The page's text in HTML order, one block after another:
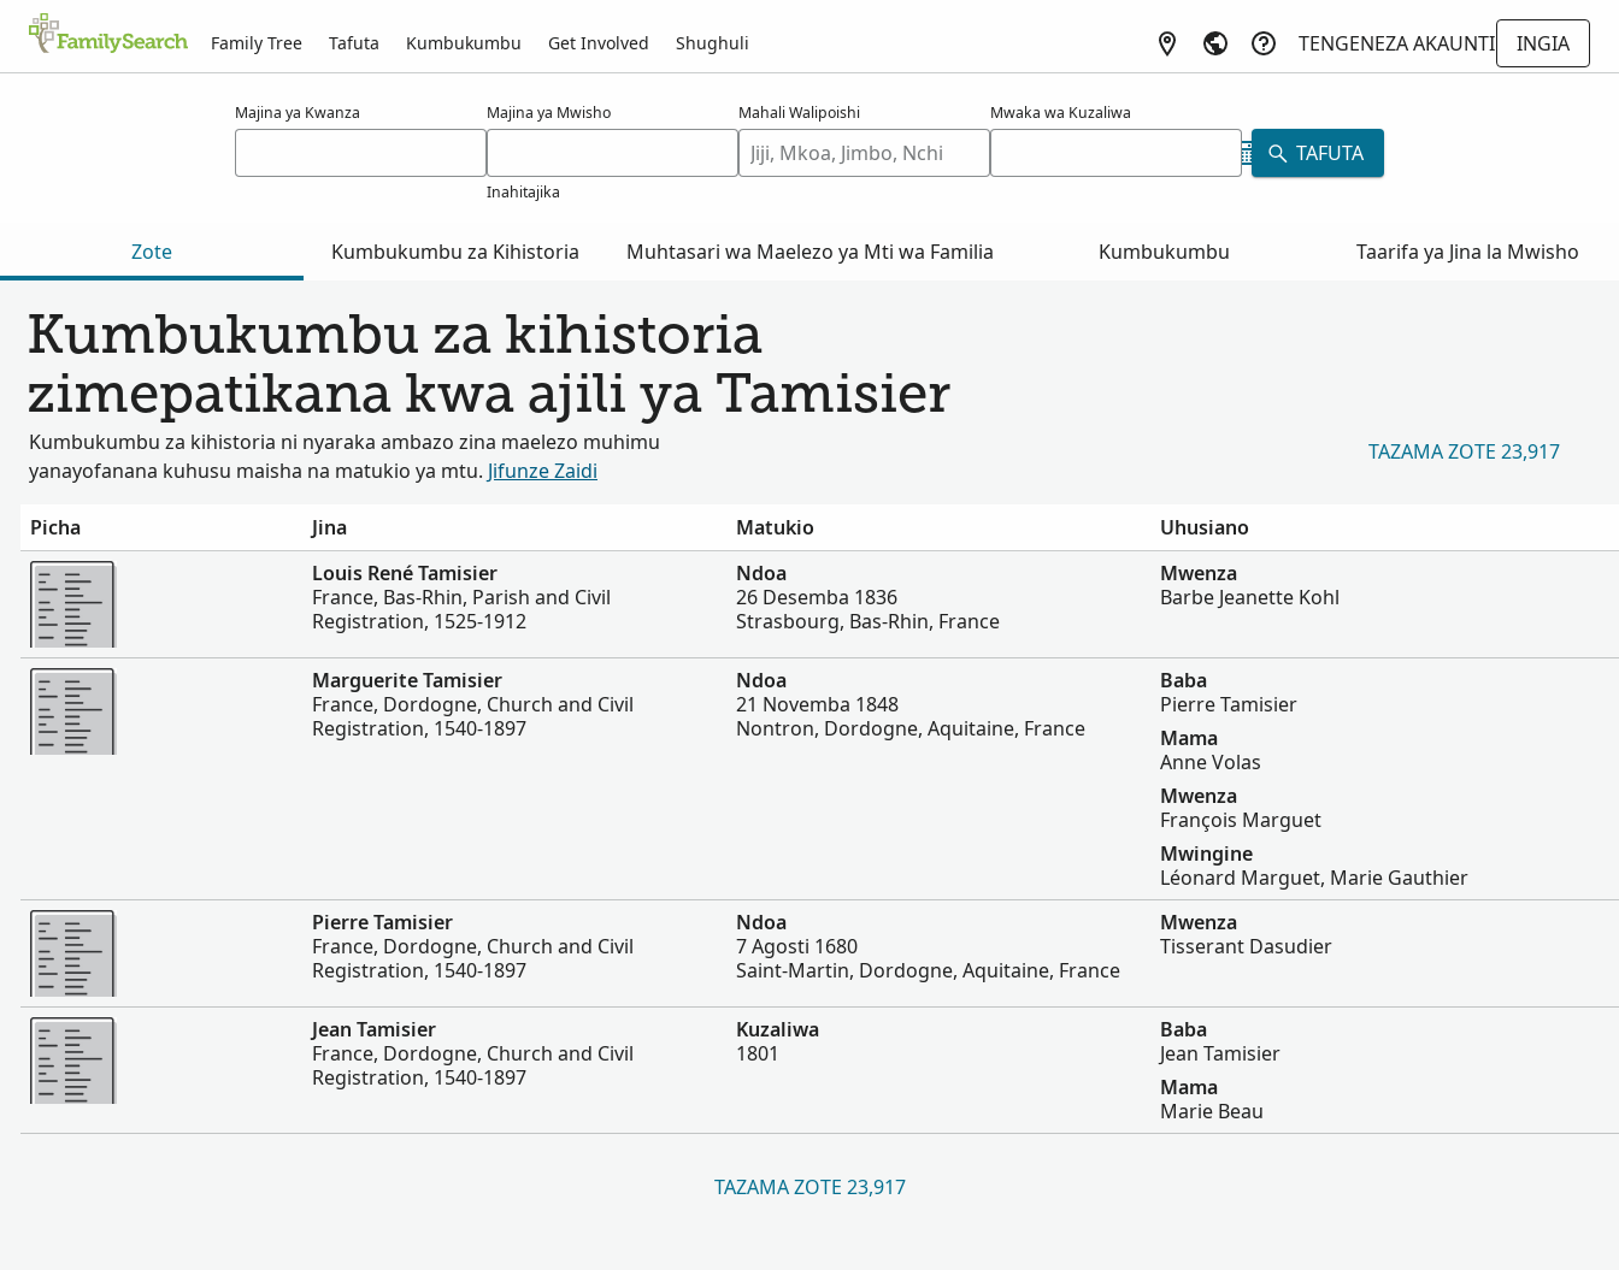
Family Tree Tafuta Kumbukumbu Get Involved Shughuli TENGENEZA AKAUNTI
INGIA
Majina ya Kwanza Majina ya Mwisho
Inahitajika
Mahali Walipoishi Mwaka wa Kuzaliwa
TAFUTA
Zote Kumbukumbu za Kihistoria Muhtasari wa Maelezo ya Mti wa Familia Kumbukumbu Taarifa ya Jina la Mwisho
Kumbukumbu za kihistoria
zimepatikana kwa ajili ya Tamisier
Kumbukumbu za kihistoria ni nyaraka ambazo zina maelezo muhimu
yanayofanana kuhusu maisha na matukio ya mtu. Jifunze Zaidi
TAZAMA ZOTE 23,917
Picha Jina Matukio
Uhusiano
Zaidi
Louis René Tamisier
France, Bas-Rhin, Parish and Civil
Registration, 1525-1912
Ndoa
26 Desemba 1836
Strasbourg, Bas-Rhin, France
Mwenza
Barbe Jeanette Kohl
Zaidi
Marguerite Tamisier
France, Dordogne, Church and Civil
Registration, 1540-1897
Ndoa
21 Novemba 1848
Nontron, Dordogne, Aquitaine, France
Baba
Pierre Tamisier
Mama
Anne Volas
Mwenza
François Marguet
Mwingine
Léonard Marguet, Marie Gauthier
Zaidi
Pierre Tamisier
France, Dordogne, Church and Civil
Registration, 1540-1897
Ndoa
7 Agosti 1680
Saint-Martin, Dordogne, Aquitaine, France
Mwenza
Tisserant Dasudier
Zaidi
Jean Tamisier
France, Dordogne, Church and Civil
Registration, 1540-1897
Kuzaliwa
1801
Baba
Jean Tamisier
Mama
Marie Beau
TAZAMA ZOTE 23,917